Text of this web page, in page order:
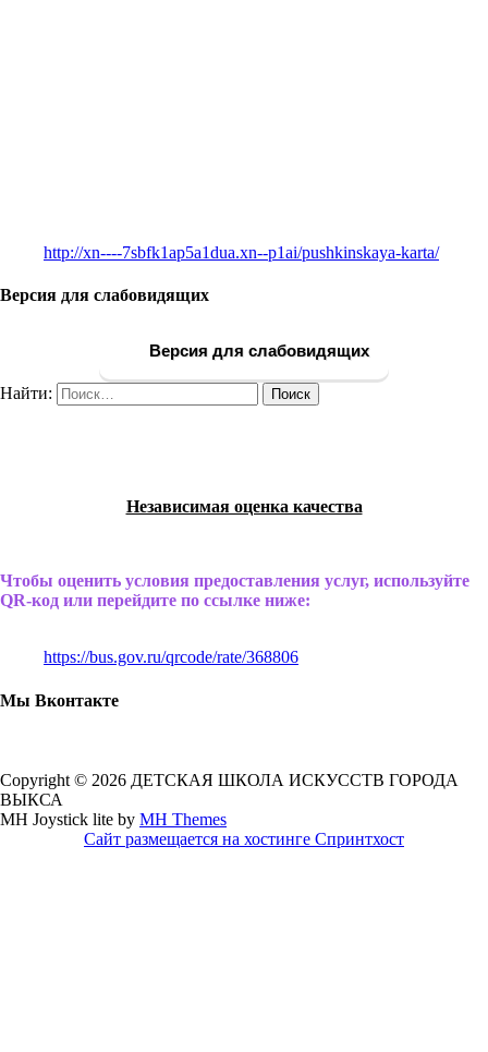
http://xn----7sbfk1ap5a1dua.xn--p1ai/pushkinskaya-karta/
Версия для слабовидящих
Версия для слабовидящих
Найти:
Независимая оценка качества
Чтобы оценить условия предоставления услуг, используйте
QR-код или перейдите по ссылке ниже:
https://bus.gov.ru/qrcode/rate/368806
Мы Вконтакте
Copyright © 2026 ДЕТСКАЯ ШКОЛА ИСКУССТВ ГОРОДА
ВЫКСА
MH Joystick lite by MH Themes
Сайт размещается на хостинге Спринтхост